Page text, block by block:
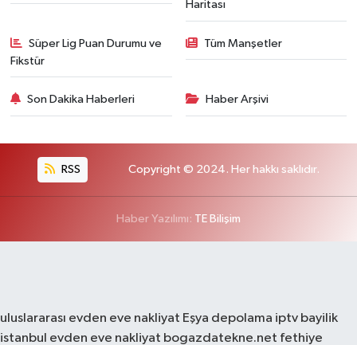
Haritası
Süper Lig Puan Durumu ve
Fikstür
Tüm Manşetler
Son Dakika Haberleri Haber Arşivi
RSS Copyright © 2024. Her hakkı saklıdır.
Haber Yazılımı: TE Bilişim
uluslararası evden eve nakliyat Eşya depolama iptv bayilik
istanbul evden eve nakliyat bogazdatekne.net fethiye